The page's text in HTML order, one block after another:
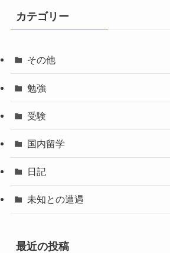
カテゴリー
その他
勉強
受験
国内留学
日記
未知との遭遇
最近の投稿